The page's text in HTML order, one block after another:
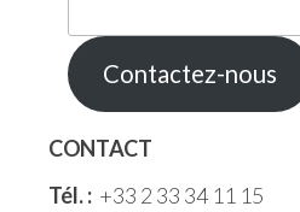
Contactez-nous
CONTACT
Tél. : +33 2 33 34 11 15